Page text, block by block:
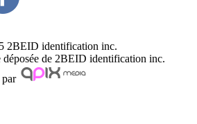
2BEID identification inc.
de 2BEID identification inc.
par